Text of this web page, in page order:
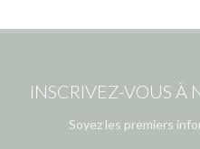
INSCRIVEZ-VOUS À
Soyez les premiers